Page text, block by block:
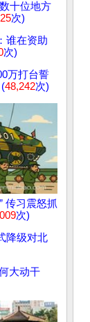
十位地方
次)
谁在资助
次)
万打台誓
48,242次)
传习震怒抓
次)
降级对北
大动干